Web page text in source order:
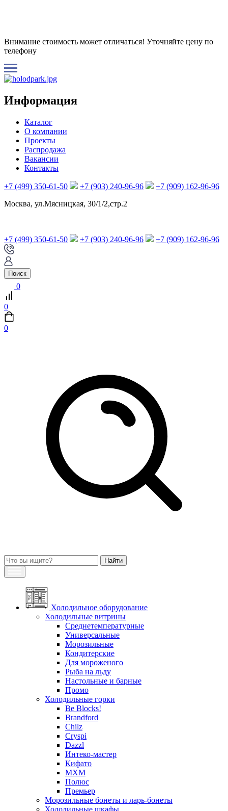
Внимание стоимость может отличаться! Уточняйте цену по
телефону
Информация
Каталог
О компании
Проекты
Распродажа
Вакансии
Контакты
+7 (499) 350-61-50 +7 (903) 240-96-96
+7 (909) 162-96-96
Москва, ул.Мясницкая, 30/1/2,стр.2
+7 (499) 350-61-50 +7 (903) 240-96-96 +7 (909) 162-96-96
Поиск
0
0
0
Холодильное оборудование
Холодильные витрины
Среднетемпературные
Универсальные
Морозильные
Кондитерские
Для мороженого
Рыба на льду
Настольные и барные
Промо
Холодильные горки
Be Blocks!
Brandford
Chilz
Cryspi
Dazzl
Интеко-мастер
Кифато
МХМ
Полюс
Премьер
Морозильные бонеты и ларь-бонеты
Холодильные шкафы